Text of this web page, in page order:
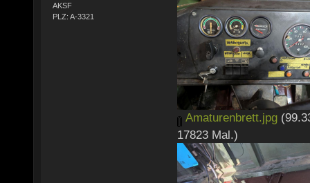
AKSF
PLZ: A-3321
Amaturenbrett.jpg
17823 Mal.)